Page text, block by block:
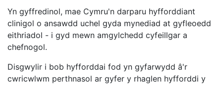
Yn gyffredinol, mae Cymru'n darparu hyfforddiant
clinigol o ansawdd uchel gyda mynediad at gyfleoedd
eithriadol - i gyd mewn amgylchedd cyfeillgar a
chefnogol.
Disgwylir i bob hyfforddai fod yn gyfarwydd â'r
cwricwlwm perthnasol ar gyfer y rhaglen hyfforddi y